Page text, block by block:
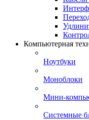
Компьютерная
Ноутбуки
Моноблоки
Мини-
Системные